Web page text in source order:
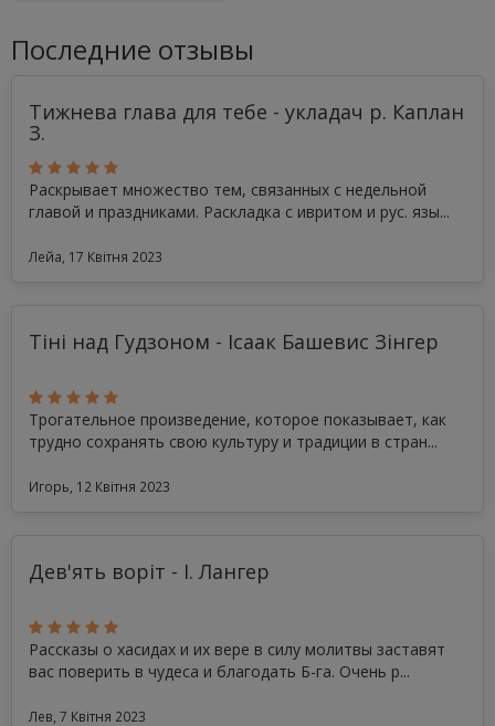
Последние отзывы
Тижнева глава для тебе - укладач р. Каплан
З.
Раскрывает множество тем, связанных с недельной
главой и праздниками. Раскладка с ивритом и рус. язы...
Лейа, 17 Квітня 2023
Тіні над Гудзоном - Ісаак Башевис Зінгер
Трогательное произведение, которое показывает, как
трудно сохранять свою культуру и традиции в стран...
Игорь, 12 Квітня 2023
Дев'ять воріт - І. Лангер
Рассказы о хасидах и их вере в силу молитвы заставят
вас поверить в чудеса и благодать Б-га. Очень р...
Лев, 7 Квітня 2023